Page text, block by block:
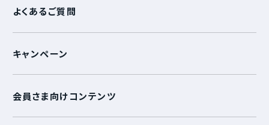
よくあるご質問
キャンペーン
会員さま向けコンテンツ